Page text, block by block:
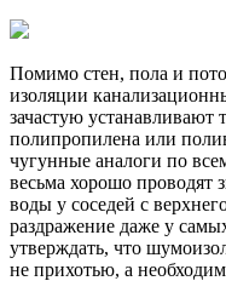
Помимо стен, пола и
изоляции
зачастую устанавливают
полипропилена или
чугунные аналоги по
весьма хорошо проводят
воды у соседей с
раздражение даже у
утверждать, что
не прихотью, а